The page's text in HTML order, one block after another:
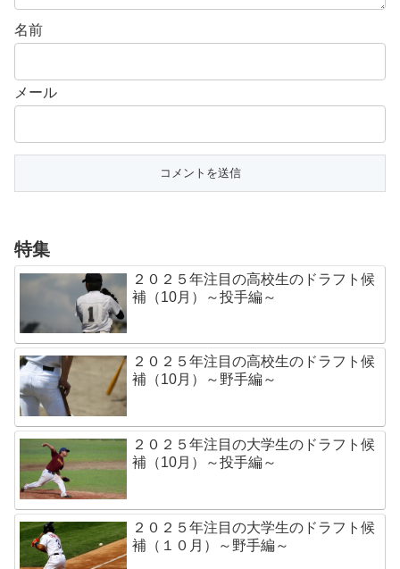
名前
メール
特集
２０２５年注目の高校生のドラフト候
補（10月）～投手編～
２０２５年注目の高校生のドラフト候
補（10月）～野手編～
２０２５年注目の大学生のドラフト候
補（10月）～投手編～
２０２５年注目の大学生のドラフト候
補（１０月）～野手編～